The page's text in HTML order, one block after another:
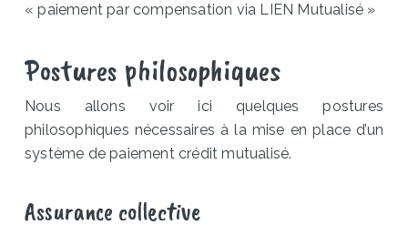
« paiement par compensation via LIEN Mutualisé »
Postures philosophiques
Nous allons voir ici quelques postures
philosophiques nécessaires à la mise en place d’un
système de paiement crédit mutualisé.
Assurance collective